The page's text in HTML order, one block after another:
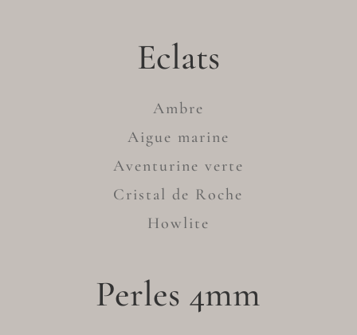
Eclats
Ambre
Aigue marine
Aventurine verte
Cristal de Roche
Howlite
Perles 4mm